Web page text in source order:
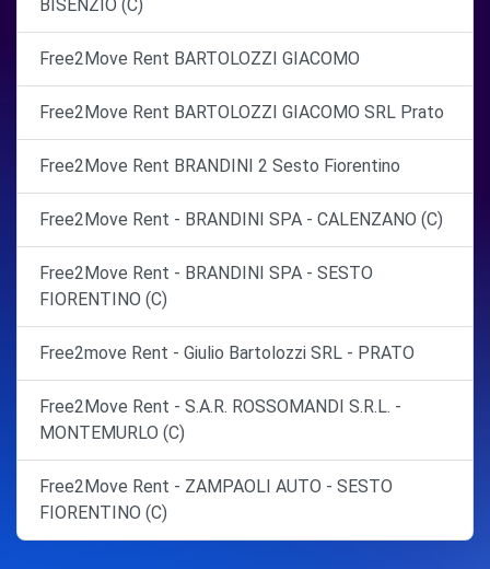
BISENZIO (C)
Free2Move Rent BARTOLOZZI GIACOMO
Free2Move Rent BARTOLOZZI GIACOMO SRL Prato
Free2Move Rent BRANDINI 2 Sesto Fiorentino
Free2Move Rent - BRANDINI SPA - CALENZANO (C)
Free2Move Rent - BRANDINI SPA - SESTO
FIORENTINO (C)
Free2move Rent - Giulio Bartolozzi SRL - PRATO
Free2Move Rent - S.A.R. ROSSOMANDI S.R.L. -
MONTEMURLO (C)
Free2Move Rent - ZAMPAOLI AUTO - SESTO
FIORENTINO (C)